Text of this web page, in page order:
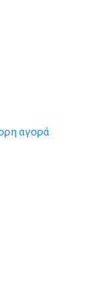
αγορά